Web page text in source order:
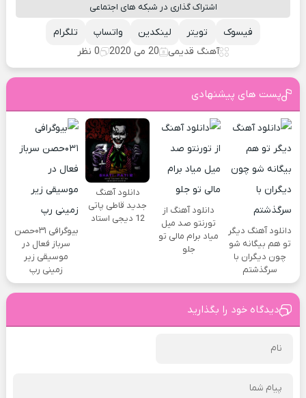
اشتراک گذاری در شبکه های اجتماعی
تلگرام واتساپ لینکدین تویتر
فیسوک
آهنگ قدیمی
20 می 2020 0 نظر
پست های پیشنهادی
دانلود آهنگ دیگر
تو هم بیگانه شو
چون دیگران با
سرگذشتم
دانلود آهنگ از
تورنتو صد میل
میاد برام مالی تو
جلو
دانلود آهنگ
جدید قاطی پاتی
12 دیجی استاد
بیوگرافی ۰۳۱حصن
سرباز فعال در
موسیقی زیر
زمینی رپ
دیدگاه خود را بگذارید